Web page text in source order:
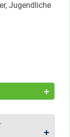
Jugendliche